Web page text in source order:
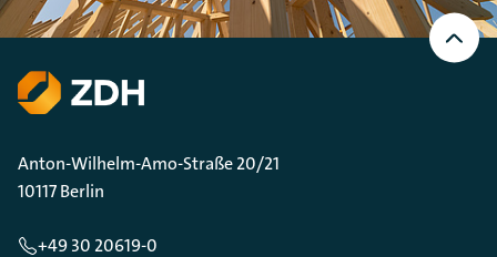
Nach
oben
Scrollen
Anton-Wilhelm-Amo-Straße 20/21
10117 Berlin
+49 30 20619-0